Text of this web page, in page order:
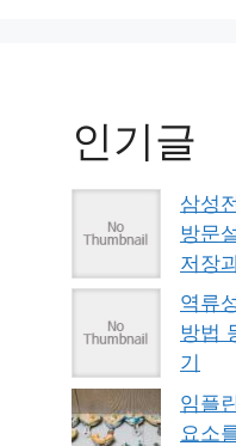
인기글
삼성
방문
저장
역류
방법
기
임플
요소